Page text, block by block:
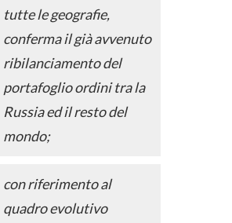
tutte le geografie,
conferma il già avvenuto
ribilanciamento del
portafoglio ordini tra la
Russia ed il resto del
mondo;
con riferimento al
quadro evolutivo